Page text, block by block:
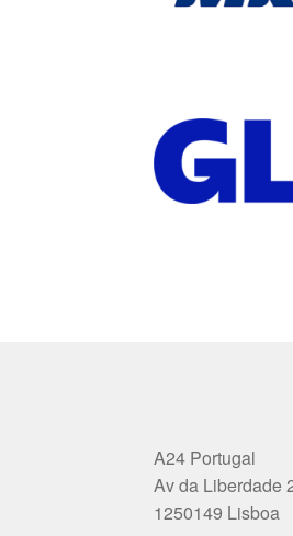
A24 Portugal
Av da Liberdade
1250149 Lisboa